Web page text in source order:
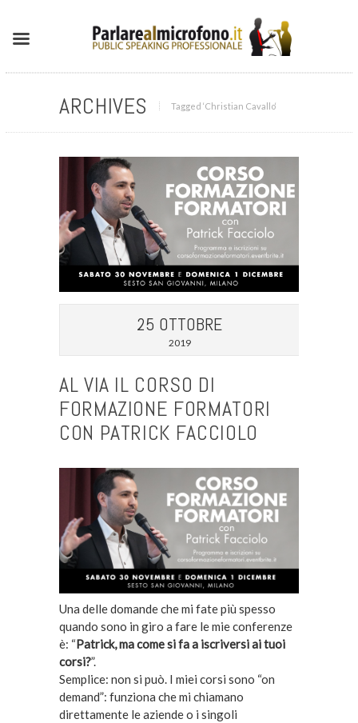
ARCHIVES Tagged ‘Christian Cavallo‘
25 OTTOBRE
2019
AL VIA IL CORSO DI
FORMAZIONE FORMATORI
CON PATRICK FACCIOLO
Una delle domande che mi fate più spesso
quando sono in giro a fare le mie conferenze
è: “Patrick, ma come si fa a iscriversi ai tuoi
corsi?”.
Semplice: non si può. I miei corsi sono “on
demand”: funziona che mi chiamano
direttamente le aziende o i singoli